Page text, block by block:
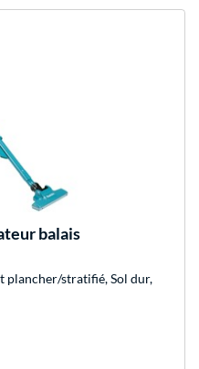
balais
plancher/stratifié, Sol dur,